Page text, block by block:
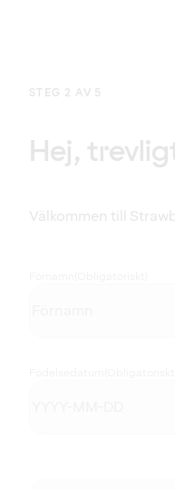
STEG 2 AV 5
Hej,
Välkommen till